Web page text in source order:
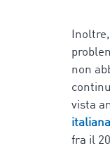
non
vista
fra il